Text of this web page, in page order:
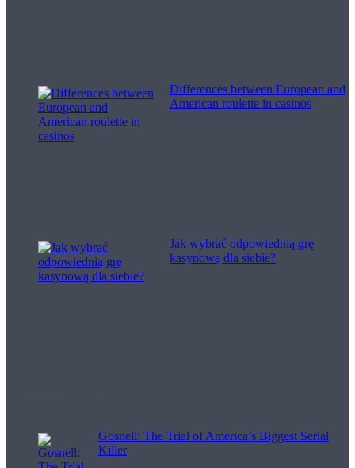
Differences between European and
American roulette in casinos
Jak wybrać odpowiednią grę
kasynową dla siebie?
Gosnell: The Trial of America’s Biggest Serial
Killer